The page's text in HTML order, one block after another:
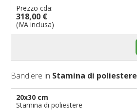
Prezzo cda:
318,00 €
(IVA inclusa)
Bandiere in Stamina di poliestere
20x30 cm
Stamina di poliestere